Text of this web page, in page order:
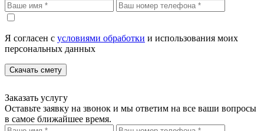
Я согласен с условиями обработки и использования моих
персональных данных
Скачать смету
Заказать услугу
Оставьте заявку на звонок и мы ответим на все ваши вопросы
в самое ближайшее время.